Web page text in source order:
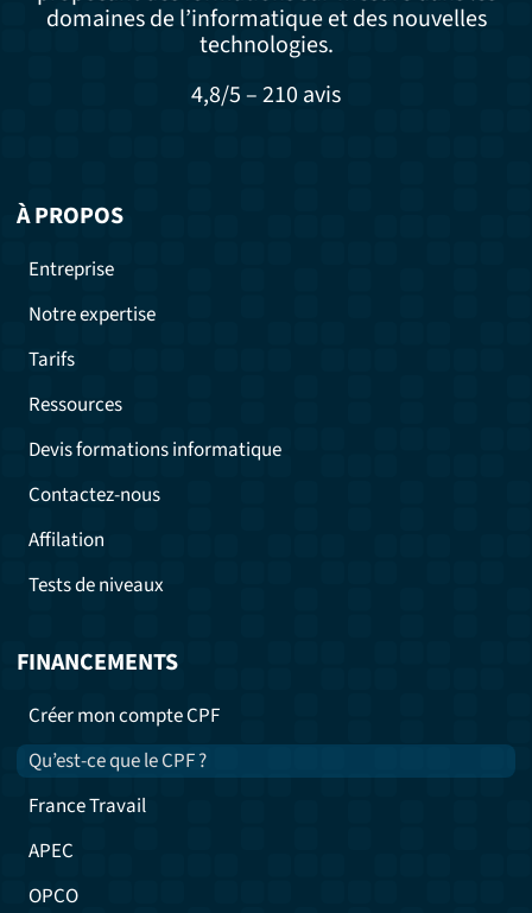
domaines de l’informatique et des nouvelles
technologies.
4,8/5 – 210 avis
À PROPOS
Entreprise
Notre expertise
Tarifs
Ressources
Devis formations informatique
Contactez-nous
Affilation
Tests de niveaux
FINANCEMENTS
Créer mon compte CPF
Qu’est-ce que le CPF ?
France Travail
APEC
OPCO